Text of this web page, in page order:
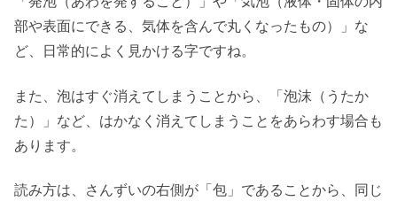
部や表面にできる、気体を含んで丸くなったもの）」な
ど、日常的によく見かける字ですね。
また、泡はすぐ消えてしまうことから、「泡沫（うたか
た）」など、はかなく消えてしまうことをあらわす場合も
あります。
読み方は、さんずいの右側が「包」であることから、同じ